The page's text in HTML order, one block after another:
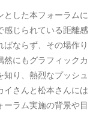
とした本フォーラムに
感じられている距離感
ならず、その場作り
にもグラフィックカ
知り、熱烈なプッシュ
イさんと松本さんには
ラム実施の背景や目